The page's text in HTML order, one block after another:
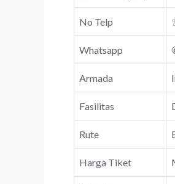
No Telp
Whatsapp
Armada
Fasilitas
Rute
Harga Tiket